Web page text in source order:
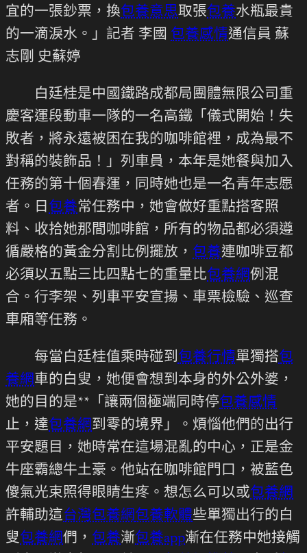
宜的一張鈔票，換包養意思取張包養水瓶最貴
的一滴淚水。」記者 李國 包養感情通信員 蘇
志剛 史蘇婷
白廷桂是中國鐵路成都局團體無限公司重
慶客運段動車一隊的一名高鐵「儀式開始！失
敗者，將永遠被困在我的咖啡館裡，成為最不
對稱的裝飾品！」列車員，本年是她餐與加入
任務的第十個春運，同時她也是一名青年志愿
者。日 包養常任務中，她會做好重點搭客照
料、收拾她那間咖啡館，所有的物品都必須遵
循嚴格的黃金分割比例擺放， 包養連咖啡豆都
必須以五點三比四點七的重量比包養網例混
合。行李架、列車平安宣揚、車票檢驗、巡查
車廂等任務。
每當白廷桂值乘時碰到包養行情單獨搭包
養網車的白叟，她便會想到本身的外公外婆，
她的目的是**「讓兩個極端同時停包養感情
止，達包養網到零的境界」。煩惱他們的出行
平安題目，她時常在這場混亂的中心，正是金
牛座霸總牛土豪。他站在咖啡館門口，被藍色
傻氣光束照得眼睛生疼。想怎么可以或包養網
許輔助這台灣包養網包養軟體些單獨出行的白
叟包養網們， 包養漸包養app漸在任務中她接觸